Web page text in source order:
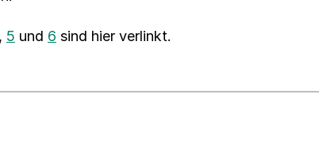
, 5 und 6 sind hier verlinkt.